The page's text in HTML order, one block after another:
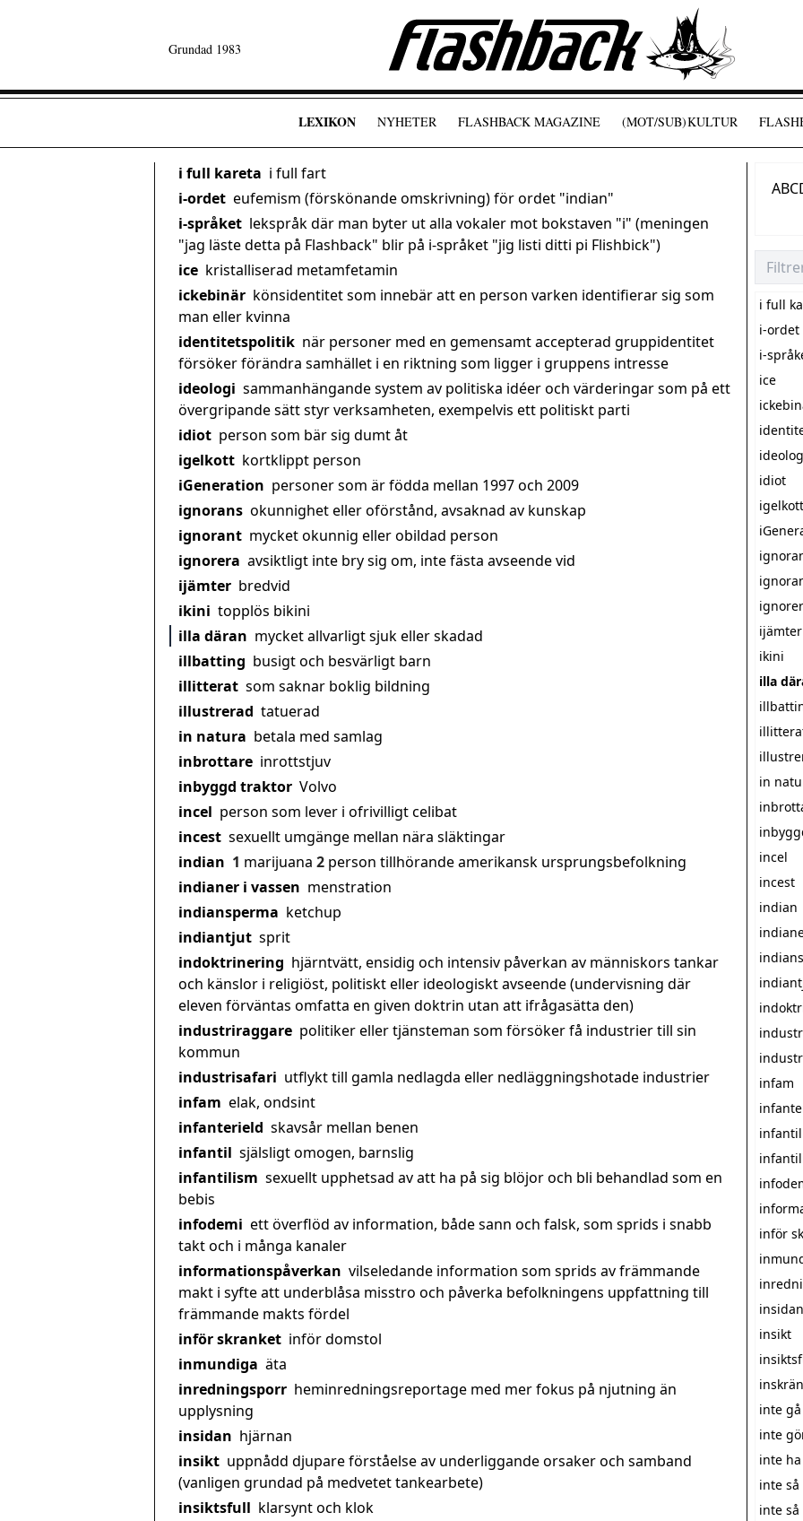
Grundad 1983
LEXIKON NYHETER FLASHBACK MAGAZINE (MOT/SUB)KULTUR
i full kareta i full fart
i-ordet eufemism (förskönande omskrivning) för ordet "indian"
i-språket lekspråk där man byter ut alla vokaler mot bokstaven "i" (meningen
"jag läste detta på Flashback" blir på i-språket "jig listi ditti pi Flishbick")
ice kristalliserad metamfetamin
ickebinär könsidentitet som innebär att en person varken identifierar sig som
man eller kvinna
identitetspolitik när personer med en gemensamt accepterad gruppidentitet
försöker förändra samhället i en riktning som ligger i gruppens intresse
ideologi sammanhängande system av politiska idéer och värderingar som på ett
övergripande sätt styr verksamheten, exempelvis ett politiskt parti
idiot person som bär sig dumt åt
igelkott kortklippt person
iGeneration personer som är födda mellan 1997 och 2009
ignorans okunnighet eller oförstånd, avsaknad av kunskap
ignorant mycket okunnig eller obildad person
ignorera avsiktligt inte bry sig om, inte fästa avseende vid
ijämter bredvid
ikini topplös bikini
illa däran mycket allvarligt sjuk eller skadad
illbatting busigt och besvärligt barn
illitterat som saknar boklig bildning
illustrerad tatuerad
in natura betala med samlag
inbrottare inrottstjuv
inbyggd traktor Volvo
incel person som lever i ofrivilligt celibat
incest sexuellt umgänge mellan nära släktingar
indian 1 marijuana 2 person tillhörande amerikansk ursprungsbefolkning
indianer i vassen menstration
indiansperma ketchup
indiantjut sprit
indoktrinering hjärntvätt, ensidig och intensiv påverkan av människors tankar
och känslor i religiöst, politiskt eller ideologiskt avseende (undervisning där
eleven förväntas omfatta en given doktrin utan att ifrågasätta den)
industriraggare politiker eller tjänsteman som försöker få industrier till sin
kommun
industrisafari utflykt till gamla nedlagda eller nedläggningshotade industrier
infam elak, ondsint
infanterield skavsår mellan benen
infantil själsligt omogen, barnslig
infantilism sexuellt upphetsad av att ha på sig blöjor och bli behandlad som en
bebis
infodemi ett överflöd av information, både sann och falsk, som sprids i snabb
takt och i många kanaler
informationspåverkan vilseledande information som sprids av främmande
makt i syfte att underblåsa misstro och påverka befolkningens uppfattning till
främmande makts fördel
inför skranket inför domstol
inmundiga äta
inredningsporr heminredningsreportage med mer fokus på njutning än
upplysning
insidan hjärnan
insikt uppnådd djupare förståelse av underliggande orsaker och samband
(vanligen grundad på medvetet tankearbete)
insiktsfull klarsynt och klok
ABC
i full
i-ordet
i-
ice
idiot
igelkott
ijämter
ikini
illa
in
incel
incest
indian
infam
infantil
inför
insidan
insikt
inte
inte
inte
inte
inte